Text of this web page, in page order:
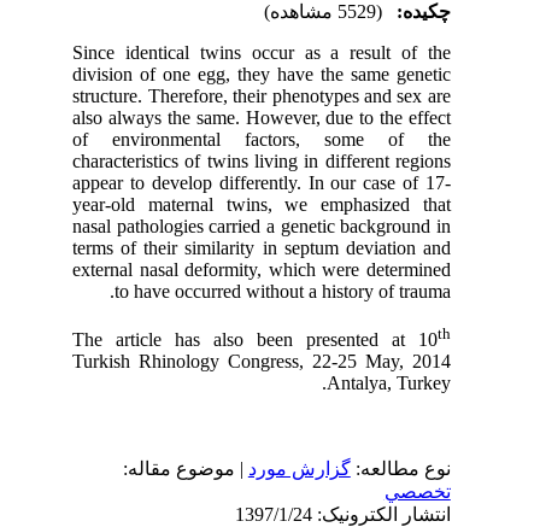
چکیده:
Since identical twins occur as a result of the
division of one egg, they have the same genetic
structure. Therefore, their phenotypes and sex are
also always the same. However, due to the effect
of environmental factors, some of the
characteristics of twins living in different regions
appear to develop differently. In our case of 17-
year-old maternal twins, we emphasized that
nasal pathologies carried a genetic background in
terms of their similarity in septum deviation and
external nasal deformity, which were determined
to have occurred without a history of trauma.
The article has also been presented at 10
Turkish Rhinology Congress, 22-25 May, 2014
Antalya, Turkey.
نوع مطالعه:گزارش مورد | موضوع مقاله:
تخصصي
انتشار الکترونیک: 1397/1/24